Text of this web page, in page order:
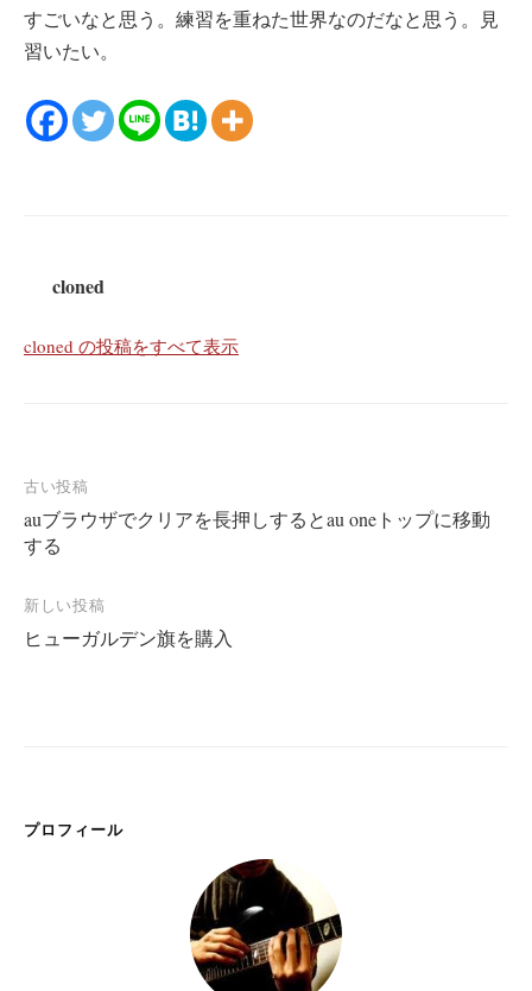
すごいなと思う。練習を重ねた世界なのだなと思う。見
習いたい。
cloned
cloned の投稿をすべて表示
投
稿
ナ
ビ
ゲ
古い投稿
auブラウザでクリアを長押しするとau oneトップに移動
する
新しい投稿
ヒューガルデン旗を購入
プロフィール